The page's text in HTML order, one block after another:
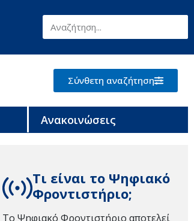
Σύνθετη αναζήτηση
Ανακοινώσεις
Τι είναι το Ψηφιακό
Φροντιστήριο;
Το Ψηφιακό Φροντιστήριο αποτελεί